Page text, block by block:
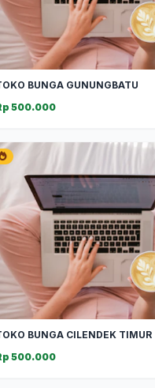
BUNGA GUNUNGBATU
500.000
BUNGA CILENDEK TIMUR
500.000